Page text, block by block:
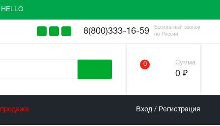
8(800)333-16-59
Бесплатный звонок
по России
0 Сумма
0 ₽
Вход / Регистрация